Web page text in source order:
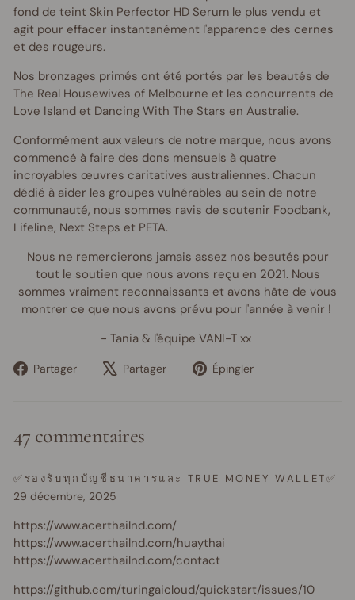
fond de teint Skin Perfector HD Serum le plus vendu et
agit pour effacer instantanément l'apparence des cernes
et des rougeurs.
Nos bronzages primés ont été portés par les beautés de
The Real Housewives of Melbourne et les concurrents de
Love Island et Dancing With The Stars en Australie.
Conformément aux valeurs de notre marque, nous avons
commencé à faire des dons mensuels à quatre
incroyables œuvres caritatives australiennes. Chacun
dédié à aider les groupes vulnérables au sein de notre
communauté, nous sommes ravis de soutenir Foodbank,
Lifeline, Next Steps et PETA.
Nous ne remercierons jamais assez nos beautés pour
tout le soutien que nous avons reçu en 2021. Nous
sommes vraiment reconnaissants et avons hâte de vous
montrer ce que nous avons prévu pour l'année à venir !
- Tania & l'équipe VANI-T xx
Partager
PartagerPartager
TweeterÉpingler
47 commentaires
✅รองรับทุกบัญชีธนาคารและ TRUE MONEY WALLET✅
29 décembre, 2025
https://www.acerthailnd.com/
https://www.acerthailnd.com/huaythai
https://www.acerthailnd.com/contact
https://github.com/turingaicloud/quickstart/issues/10